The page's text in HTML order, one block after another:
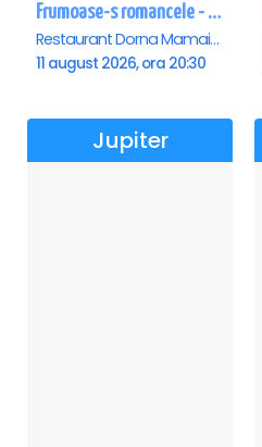
Frumoase-s romancele - Mamaia
Restaurant Dorna Mamaia, Mamaia
11 august 2026, ora 20:30
Jupiter